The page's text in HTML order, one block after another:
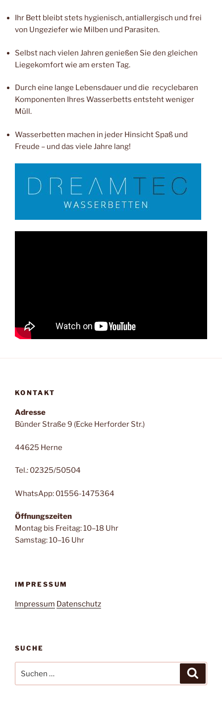
Ihr Bett bleibt stets hygienisch, antiallergisch und frei
von Ungeziefer wie Milben und Parasiten.
Selbst nach vielen Jahren genießen Sie den gleichen
Liegekomfort wie am ersten Tag.
Durch eine lange Lebensdauer und die recyclebaren
Komponenten Ihres Wasserbetts entsteht weniger
Müll.
Wasserbetten machen in jeder Hinsicht Spaß und
Freude – und das viele Jahre lang!
KONTAKT
Adresse
Bünder Straße 9 (Ecke Herforder Str.)
44625 Herne
Tel.: 02325/50504
WhatsApp: 01556-1475364
Öffnungszeiten
Montag bis Freitag: 10–18 Uhr
Samstag: 10–16 Uhr
IMPRESSUM
Impressum Datenschutz
SUCHE
nach: